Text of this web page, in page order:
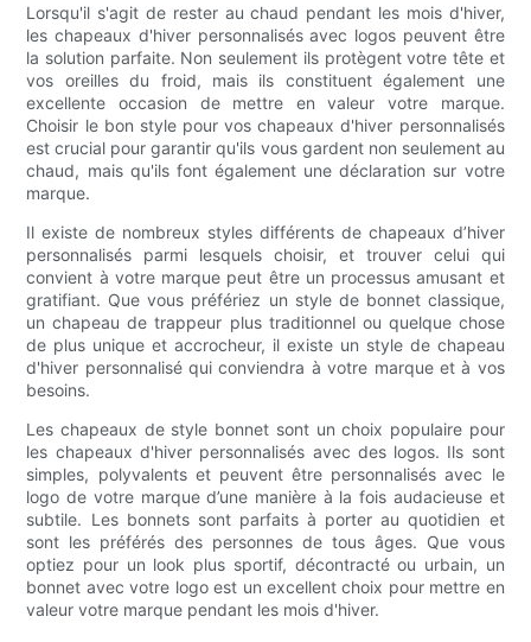
Lorsqu'il s'agit de rester au chaud pendant les mois d'hiver,
les chapeaux d'hiver personnalisés avec logos peuvent être
la solution parfaite. Non seulement ils protègent votre tête et
vos oreilles du froid, mais ils constituent également une
excellente occasion de mettre en valeur votre marque.
Choisir le bon style pour vos chapeaux d'hiver personnalisés
est crucial pour garantir qu'ils vous gardent non seulement au
chaud, mais qu'ils font également une déclaration sur votre
marque.
Il existe de nombreux styles différents de chapeaux d’hiver
personnalisés parmi lesquels choisir, et trouver celui qui
convient à votre marque peut être un processus amusant et
gratifiant. Que vous préfériez un style de bonnet classique,
un chapeau de trappeur plus traditionnel ou quelque chose
de plus unique et accrocheur, il existe un style de chapeau
d'hiver personnalisé qui conviendra à votre marque et à vos
besoins.
Les chapeaux de style bonnet sont un choix populaire pour
les chapeaux d'hiver personnalisés avec des logos. Ils sont
simples, polyvalents et peuvent être personnalisés avec le
logo de votre marque d’une manière à la fois audacieuse et
subtile. Les bonnets sont parfaits à porter au quotidien et
sont les préférés des personnes de tous âges. Que vous
optiez pour un look plus sportif, décontracté ou urbain, un
bonnet avec votre logo est un excellent choix pour mettre en
valeur votre marque pendant les mois d'hiver.